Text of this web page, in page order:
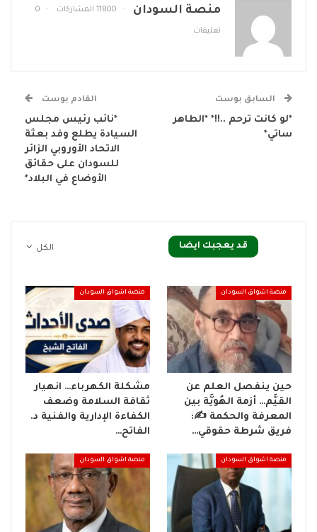
منصة السودان 11800 المشاركات 0
تعليقات
السابق بوست
*لو كانت ترحم ..!!* *الطاهر
ساتي*
القادم بوست
*نائب رئيس مجلس
السيادة يطلع وفد بعثة
الاتحاد الأوروبي الزائر
للسودان على حقائق
الأوضاع في البلاد*
الكل قد يعجبك ايضا
منصة اشواق السودان
حين ينفصل العلم عن
القيَّم… أزمة الهُويَّة بين
المعرفة والحكمة ✍️:
فريق شرطة حقوقي…
منصة اشواق السودان
مشكلة الكهرباء… انهيار
ثقافة السلامة وضعف
الكفاءة الإدارية والفنية د.
الفاتح…
منصة اشواق السودان منصة اشواق السودان